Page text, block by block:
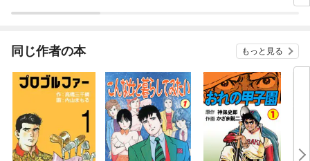
て
同じ作者の本 もっと見る